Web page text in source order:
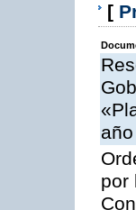
[
por